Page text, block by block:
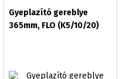
Gyeplazító gereblye
365mm, FLO (K5/10/20)